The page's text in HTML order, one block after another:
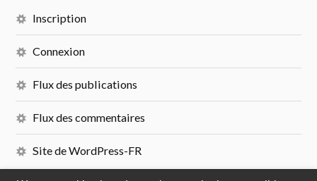
Inscription
Connexion
Flux des publications
Flux des commentaires
Site de WordPress-FR